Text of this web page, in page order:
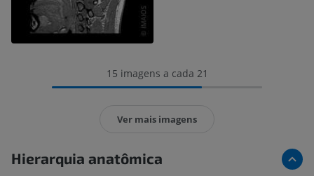
15 imagens a cada 21
Ver mais imagens
Hierarquia anatômica